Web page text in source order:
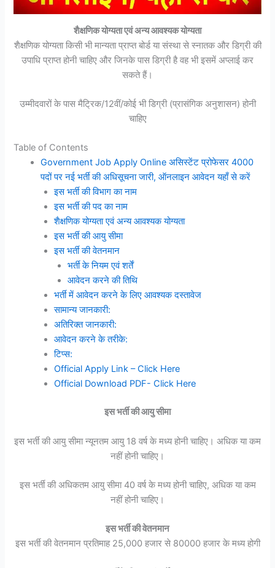
शैक्षणिक योग्यता एवं अन्य आवश्यक योग्यता
शैक्षणिक योग्यता किसी भी मान्यता प्राप्त बोर्ड या संस्था से स्नातक और डिग्री की
उपाधि प्राप्त होनी चाहिए और जिनके पास डिग्री है वह भी इसमें अप्लाई कर
सकते हैं।
उम्मीदवारों के पास मैट्रिक/12वीं/कोई भी डिग्री (प्रासंगिक अनुशासन) होनी
चाहिए
Table of Contents
Government Job Apply Online असिस्टेंट प्रोफेसर 4000
पदों पर नई भर्ती की अधिसूचना जारी, ऑनलाइन आवेदन यहाँ से करें
इस भर्ती की विभाग का नाम
इस भर्ती की पद का नाम
शैक्षणिक योग्यता एवं अन्य आवश्यक योग्यता
इस भर्ती की आयु सीमा
इस भर्ती की वेतनमान
भर्ती के नियम एवं शर्तें
आवेदन करने की तिथि
भर्ती में आवेदन करने के लिए आवश्यक दस्तावेज
सामान्य जानकारी:
अतिरिक्त जानकारी:
आवेदन करने के तरीके:
टिप्स:
Official Apply Link – Click Here
Official Download PDF- Click Here
इस भर्ती की आयु सीमा
इस भर्ती की आयु सीमा न्यूनतम आयु 18 वर्ष के मध्य होनी चाहिए। अधिक या कम
नहीं होनी चाहिए।
इस भर्ती की अधिकतम आयु सीमा 40 वर्ष के मध्य होनी चाहिए, अधिक या कम
नहीं होनी चाहिए।
इस भर्ती की वेतनमान
इस भर्ती की वेतनमान प्रतिमाह 25,000 हजार से 80000 हजार के मध्य होगी